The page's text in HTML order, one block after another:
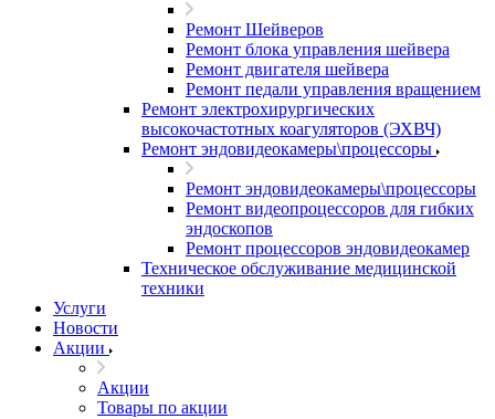
Ремонт Шейверов
Ремонт блока управления шейвера
Ремонт двигателя шейвера
Ремонт педали управления вращением
Ремонт электрохирургических
высокочастотных коагуляторов (ЭХВЧ)
Ремонт эндовидеокамеры\процессоры
Ремонт эндовидеокамеры\процессоры
Ремонт видеопроцессоров для гибких
эндоскопов
Ремонт процессоров эндовидеокамер
Техническое обслуживание медицинской
техники
Услуги
Новости
Акции
Акции
Товары по акции